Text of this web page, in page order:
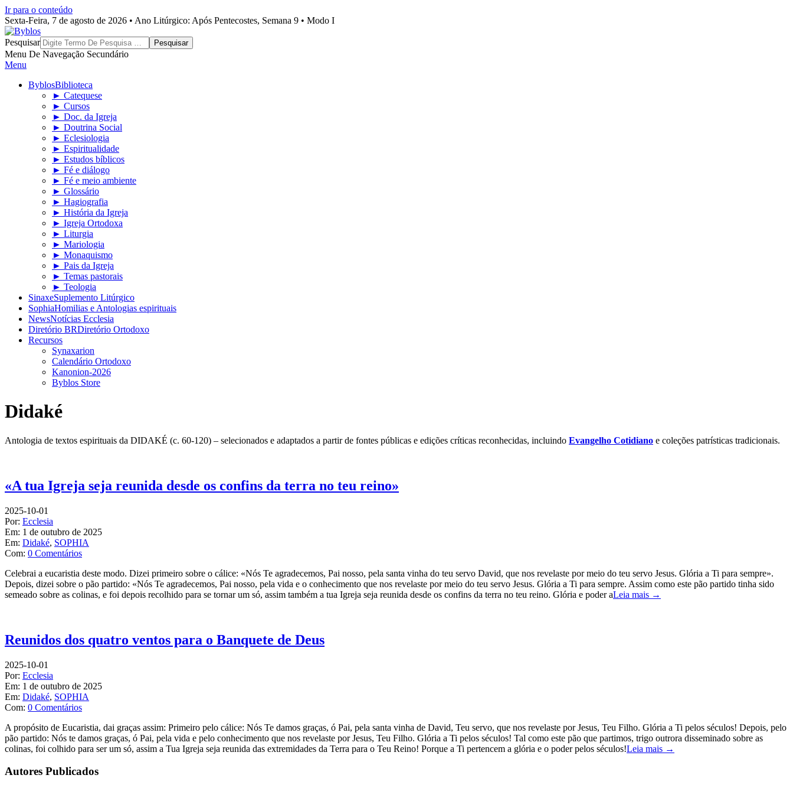
Ir para o conteúdo
Sexta-Feira, 7 de agosto de 2026 • Ano Litúrgico: Após Pentecostes, Semana 9 • Modo I
Byblos
Pesquisar
Menu De Navegação Secundário
Menu
ByblosBiblioteca
► Catequese
► Cursos
► Doc. da Igreja
► Doutrina Social
► Eclesiologia
► Espiritualidade
► Estudos bíblicos
► Fé e diálogo
► Fé e meio ambiente
► Glossário
► Hagiografia
► História da Igreja
► Igreja Ortodoxa
► Liturgia
► Mariologia
► Monaquismo
► Pais da Igreja
► Temas pastorais
► Teologia
SinaxeSuplemento Litúrgico
SophiaHomilias e Antologias espirituais
NewsNotícias Ecclesia
Diretório BRDiretório Ortodoxo
Recursos
Synaxarion
Calendário Ortodoxo
Kanonion-2026
Byblos Store
Didaké
Antologia de textos espirituais da DIDAKÉ (c. 60-120) – selecionados e adaptados a partir de fontes públicas e edições críticas reconhecidas, incluindo Evangelho Cotidiano e coleções patrísticas tradicionais.
«A tua Igreja seja reunida desde os confins da terra no teu reino»
2025-10-01
Por: Ecclesia
Em: 1 de outubro de 2025
Em: Didaké, SOPHIA
Com: 0 Comentários
Celebrai a eucaristia deste modo. Dizei primeiro sobre o cálice: «Nós Te agradecemos, Pai nosso, pela santa vinha do teu servo David, que nos revelaste por meio do teu servo Jesus. Glória a Ti para sempre».
Depois, dizei sobre o pão partido: «Nós Te agradecemos, Pai nosso, pela vida e o conhecimento que nos revelaste por meio do teu servo Jesus. Glória a Ti para sempre. Assim como este pão partido tinha sido
semeado sobre as colinas, e foi depois recolhido para se tornar um só, assim também a tua Igreja seja reunida desde os confins da terra no teu reino. Glória e poder aLeia mais →
Reunidos dos quatro ventos para o Banquete de Deus
2025-10-01
Por: Ecclesia
Em: 1 de outubro de 2025
Em: Didaké, SOPHIA
Com: 0 Comentários
A propósito de Eucaristia, dai graças assim: Primeiro pelo cálice: Nós Te damos graças, ó Pai, pela santa vinha de David, Teu servo, que nos revelaste por Jesus, Teu Filho. Glória a Ti pelos séculos! Depois, pelo
pão partido: Nós te damos graças, ó Pai, pela vida e pelo conhecimento que nos revelaste por Jesus, Teu Filho. Glória a Ti pelos séculos! Tal como este pão que partimos, trigo outrora disseminado sobre as
colinas, foi colhido para ser um só, assim a Tua Igreja seja reunida das extremidades da Terra para o Teu Reino! Porque a Ti pertencem a glória e o poder pelos séculos!Leia mais →
Autores Publicados